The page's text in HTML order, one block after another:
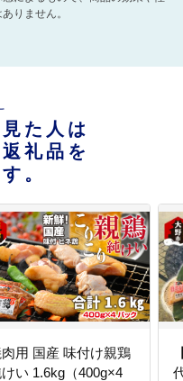
りません。
た人は
礼品を
。
用 国産 味付け親鶏
い 1.6kg（400g×4